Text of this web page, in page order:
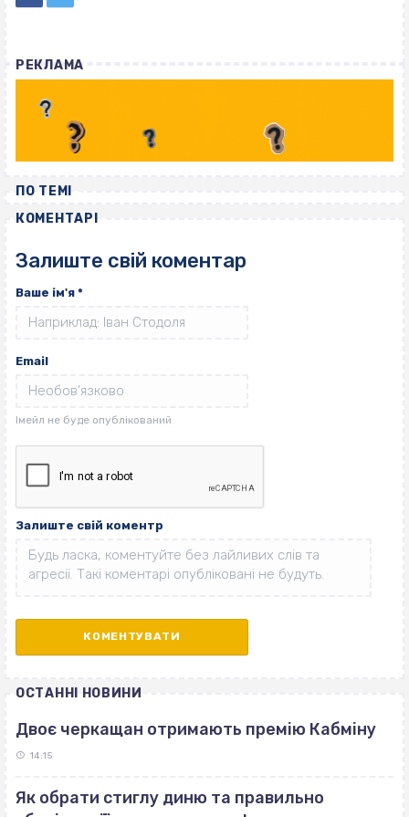
РЕКЛАМА
ПО ТЕМІ
КОМЕНТАРІ
Залиште свій коментар
Ваше ім'я *
Email
Залиште свій коментр
ОСТАННІ НОВИНИ
Двоє черкащан отримають премію Кабміну
14:15
Як обрати стиглу диню та правильно